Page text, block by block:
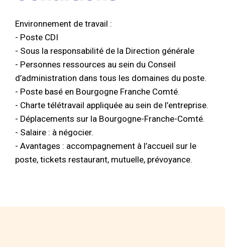
Environnement de travail :
- Poste CDI
- Sous la responsabilité de la Direction générale
- Personnes ressources au sein du Conseil
d’administration dans tous les domaines du poste.
- Poste basé en Bourgogne Franche Comté.
- Charte télétravail appliquée au sein de l’entreprise.
- Déplacements sur la Bourgogne-Franche-Comté.
- Salaire : à négocier.
- Avantages : accompagnement à l’accueil sur le
poste, tickets restaurant, mutuelle, prévoyance.